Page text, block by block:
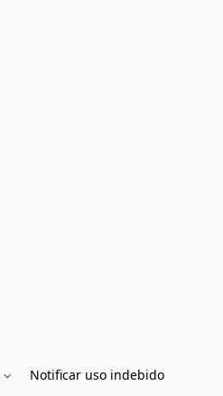
Notificar uso indebido